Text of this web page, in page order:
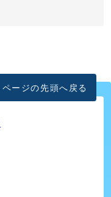
ページの先頭へ戻る